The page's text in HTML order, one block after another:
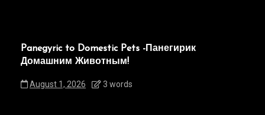
Panegyric to Domestic Pets -Панегирик
Домашним Животным!
August 1, 2026 3 words